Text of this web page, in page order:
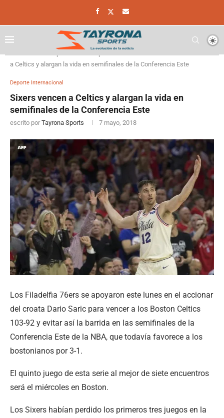
a Celtics y alargan la vida en semifinales de la Conferencia Este
Deporte Internacional
Sixers vencen a Celtics y alargan la vida en
semifinales de la Conferencia Este
escrito por Tayrona Sports 7 mayo, 2018
Los Filadelfia 76ers se apoyaron este lunes en el accionar
del croata Dario Saric para vencer a los Boston Celtics
103-92 y evitar así la barrida en las semifinales de la
Conferencia Este de la NBA, que todavía favorece a los
bostonianos por 3-1.
El quinto juego de esta serie al mejor de siete encuentros
será el miércoles en Boston.
Los Sixers habían perdido los primeros tres juegos en la